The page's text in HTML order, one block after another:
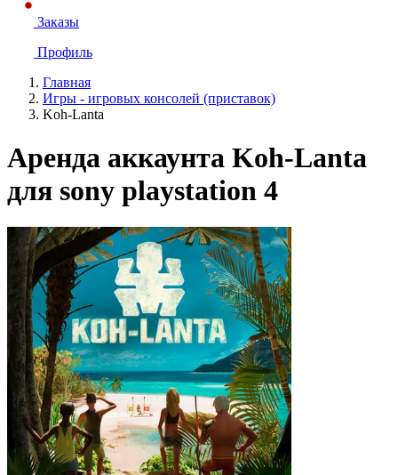
Заказы
Профиль
Главная
Игры - игровых консолей (приставок)
Koh-Lanta
Аренда аккаунта Koh-Lanta
для sony playstation 4